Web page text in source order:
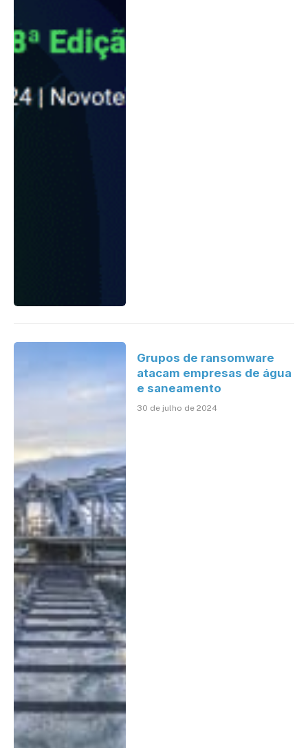
Grupos de ransomware
atacam empresas de água
e saneamento
30 de julho de 2024